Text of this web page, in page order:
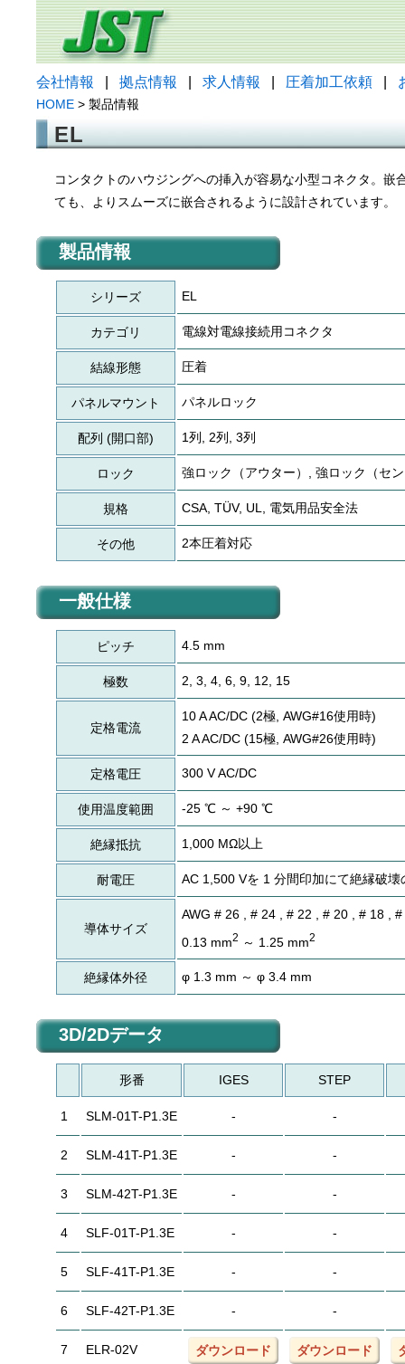
会社情報 拠点情報 求人情報 圧着加工依頼
HOME > 製品情報
EL
コンタクトのハウジングへの挿入が容易な小型コネクタ。嵌
ても、よりスムーズに嵌合されるように設計されています。
製品情報
シリーズ EL
カテゴリ 電線対電線接続用コネクタ
結線形態 圧着
パネルマウント パネルロック
配列 (開口部) 1列, 2列, 3列
ロック 強ロック（アウター）, 強ロック（セ
規格 CSA, TÜV, UL, 電気用品安全法
その他 2本圧着対応
一般仕様
ピッチ 4.5 mm
極数 2, 3, 4, 6, 9, 12, 15
定格電流
10 A AC/DC (2極, AWG#16使用時)
2 A AC/DC (15極, AWG#26使用時)
定格電圧 300 V AC/DC
使用温度範囲 -25 ℃ ～ +90 ℃
絶縁抵抗 1,000 MΩ以上
耐電圧 AC 1,500 Vを 1 分間印加にて絶縁破壊
導体サイズ
AWG # 26 , # 24 , # 22 , # 20 , # 18 , #
0.13 mm2 ～ 1.25 mm2
絶縁体外径 φ 1.3 mm ～ φ 3.4 mm
3D/2Dデータ
形番 IGES STEP
1 SLM-01T-P1.3E - -
2 SLM-41T-P1.3E - -
3 SLM-42T-P1.3E - -
4 SLF-01T-P1.3E - -
5 SLF-41T-P1.3E - -
6 SLF-42T-P1.3E - -
7 ELR-02V ダウンロード ダウンロード